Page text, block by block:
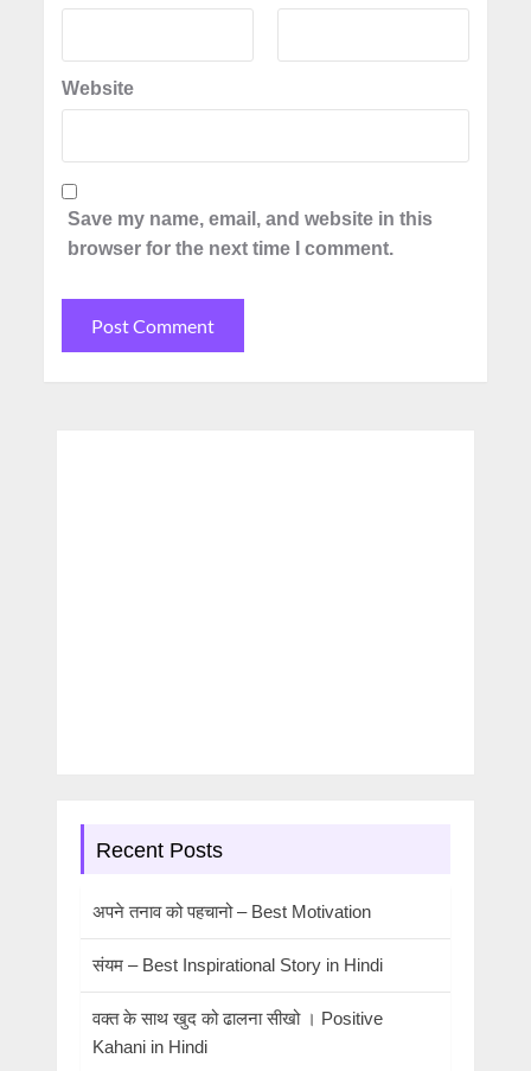
Website
Save my name, email, and website in this
browser for the next time I comment.
Recent Posts
अपने तनाव को पहचानो – Best Motivation
संयम – Best Inspirational Story in Hindi
वक्त के साथ खुद को ढालना सीखो । Positive
Kahani in Hindi